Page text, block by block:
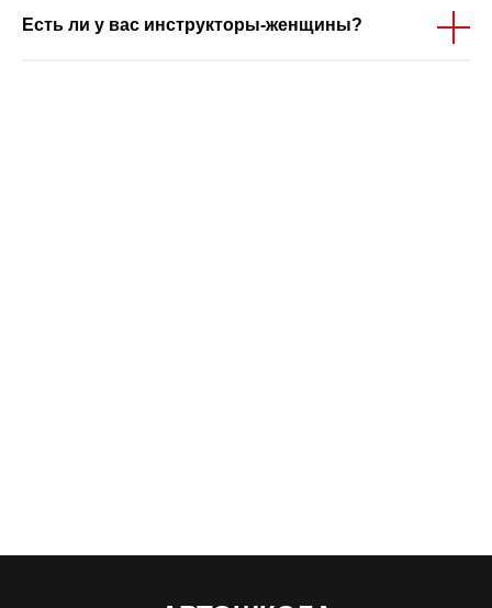
Есть ли у вас инструкторы-женщины?